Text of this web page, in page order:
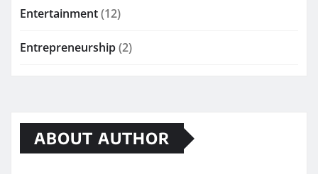
Entertainment(12)
Entrepreneurship(2)
ABOUT AUTHOR